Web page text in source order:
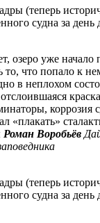
(теперь
судна за день
озеро уже начало
то, что попало к
в неплохом
коррозия
«плакать»
Роман Воробьёв
(теперь
судна за день